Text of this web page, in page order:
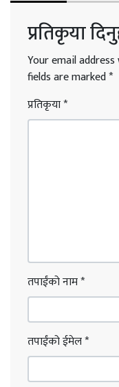
प्रतिकृया
Your email
fields are marked*
प्रतिकृया*
तपाईंको नाम*
तपाईंको ईमेल*